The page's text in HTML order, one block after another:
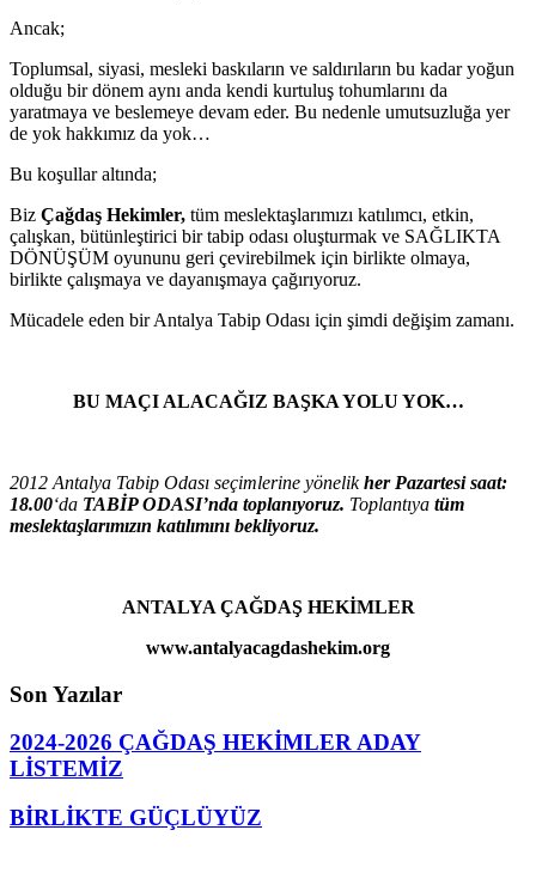
Ancak;
Toplumsal, siyasi, mesleki baskıların ve saldırıların bu kadar yoğun
olduğu bir dönem aynı anda kendi kurtuluş tohumlarını da
yaratmaya ve beslemeye devam eder. Bu nedenle umutsuzluğa yer
de yok hakkımız da yok…
Bu koşullar altında;
Biz Çağdaş Hekimler, tüm meslektaşlarımızı katılımcı, etkin,
çalışkan, bütünleştirici bir tabip odası oluşturmak ve SAĞLIKTA
DÖNÜŞÜM oyununu geri çevirebilmek için birlikte olmaya,
birlikte çalışmaya ve dayanışmaya çağırıyoruz.
Mücadele eden bir Antalya Tabip Odası için şimdi değişim zamanı.
BU MAÇI ALACAĞIZ BAŞKA YOLU YOK…
2012 Antalya Tabip Odası seçimlerine yönelikher Pazartesi saat:
18.00‘da TABİP ODASI’nda toplanıyoruz. Toplantıya tüm
meslektaşlarımızın katılımını bekliyoruz.
ANTALYA ÇAĞDAŞ HEKİMLER
www.antalyacagdashekim.org
Son Yazılar
2024-2026 ÇAĞDAŞ HEKİMLER ADAY
LİSTEMİZ
BİRLİKTE GÜÇLÜYÜZ